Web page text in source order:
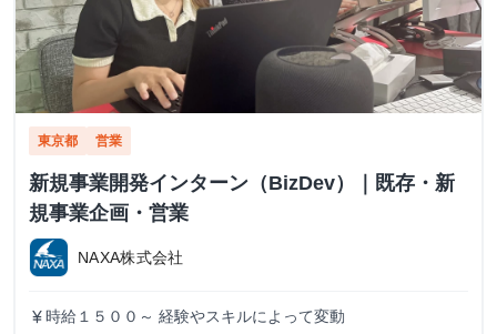
東京都 営業
新規事業開発インターン（BizDev）｜既存・新
規事業企画・営業
NAXA株式会社
currency_yen 時給１５００～ 経験やスキルによって変動